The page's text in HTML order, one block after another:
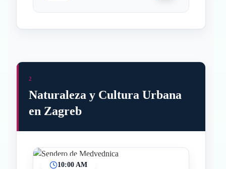
2
Naturaleza y Cultura Urbana
en Zagreb
10:00 AM